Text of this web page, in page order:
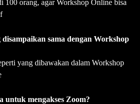
100 orang, agar Workshop Online bisa
sama dengan Workshop
yang dibawakan dalam Workshop
untuk mengakses Zoom?